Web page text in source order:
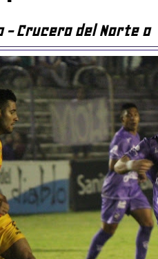
- Crucero del Norte 0